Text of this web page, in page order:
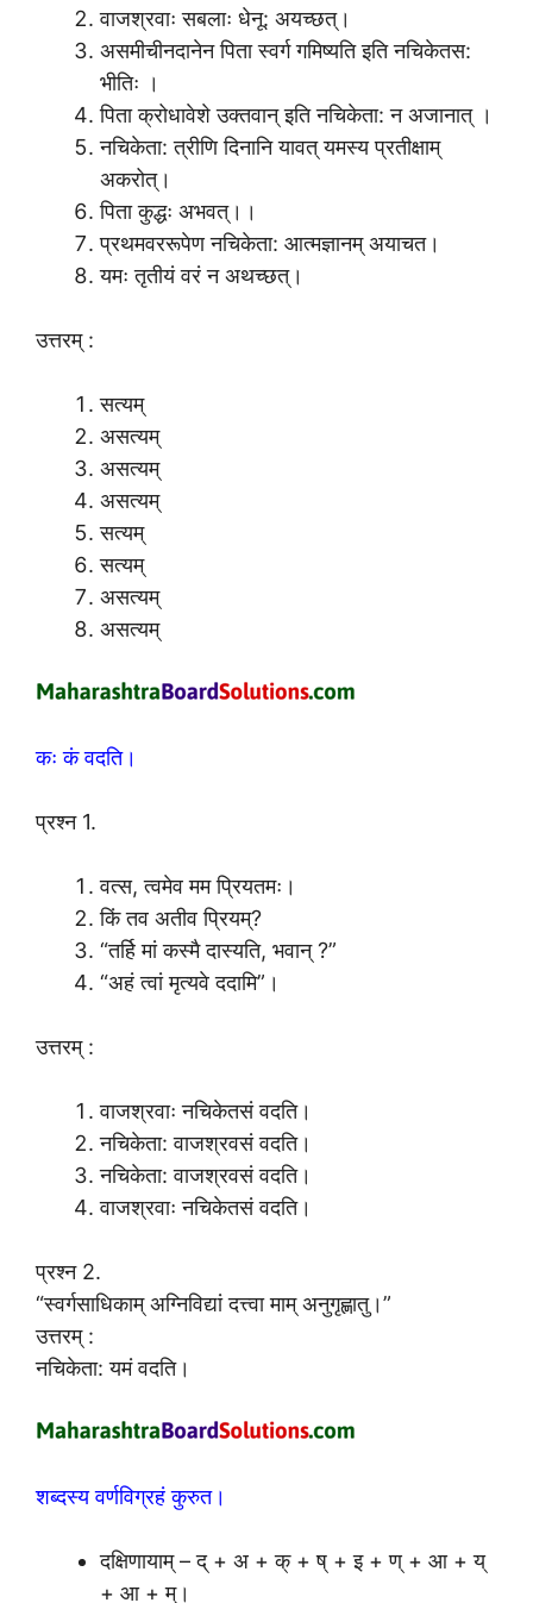
वाजश्रवाः सबलाः धेनू: अयच्छत्।
असमीचीनदानेन पिता स्वर्ग गमिष्यति इति नचिकेतस:
भीतिः ।
पिता क्रोधावेशे उक्तवान् इति नचिकेता: न अजानात् ।
नचिकेता: त्रीणि दिनानि यावत् यमस्य प्रतीक्षाम्
अकरोत्।
पिता कुद्धः अभवत्।।
प्रथमवररूपेण नचिकेता: आत्मज्ञानम् अयाचत।
यमः तृतीयं वरं न अथच्छत्।
उत्तरम् :
सत्यम्
असत्यम्
असत्यम्
असत्यम्
सत्यम्
सत्यम्
असत्यम्
असत्यम्
कः कं वदति।
प्रश्न 1.
वत्स, त्वमेव मम प्रियतमः।
किं तव अतीव प्रियम्?
“तर्हि मां कस्मै दास्यति, भवान् ?”
“अहं त्वां मृत्यवे ददामि”।
उत्तरम् :
वाजश्रवाः नचिकेतसं वदति।
नचिकेता: वाजश्रवसं वदति।
नचिकेता: वाजश्रवसं वदति।
वाजश्रवाः नचिकेतसं वदति।
प्रश्न 2.
“स्वर्गसाधिकाम् अग्निविद्यां दत्त्वा माम् अनुगृह्णातु।”
उत्तरम् :
नचिकेता: यमं वदति।
शब्दस्य वर्णविग्रहं कुरुत।
दक्षिणायाम् – द् + अ + क् + ष् + इ + ण् + आ + य्
+ आ + म्।